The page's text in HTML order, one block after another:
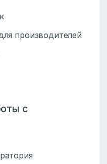
производителей
с